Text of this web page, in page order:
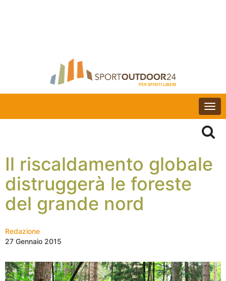
Il riscaldamento globale
distruggerà le foreste
del grande nord
Redazione
27 Gennaio 2015